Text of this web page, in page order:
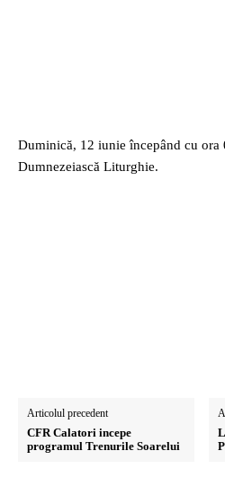
Duminică, 12 iunie începând cu ora
Dumnezeiască Liturghie.
Articolul precedent
CFR Calatori incepe
programul Trenurile Soarelui